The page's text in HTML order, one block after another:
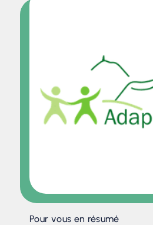
Pour vous en résumé